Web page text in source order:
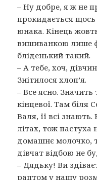
– Ну добре, я ж не
прокидається щось
юнака. Кінець
вишиванкою лише
бліденький такий.
– А тебе, хоч,
Знітилося хлоп’я.
– Все ясно.
кінцевої. Там біля
Валя, її всі знають.
літах, тож
домашнє молочко,
дівчат відбою не
– Дядьку! Ви
раптом у нашу